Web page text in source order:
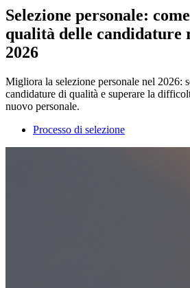
Selezione personale:
qualità delle candidature
2026
Migliora la selezione personale nel 2026:
candidature di qualità e superare la
nuovo personale.
Processo di selezione